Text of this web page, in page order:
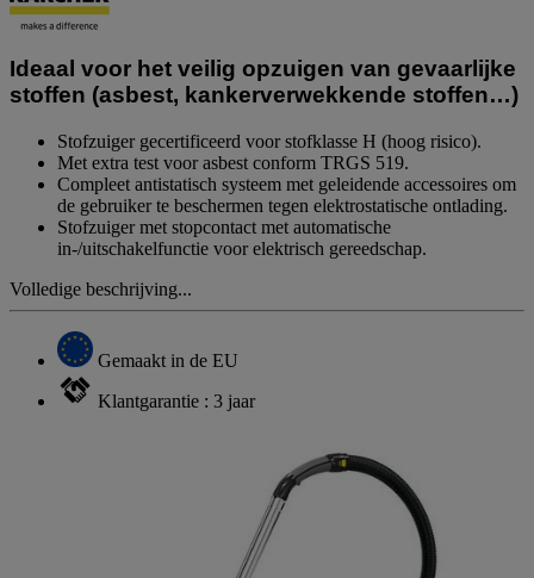
Ideaal voor het veilig opzuigen van gevaarlijke
stoffen (asbest, kankerverwekkende stoffen…)
Stofzuiger gecertificeerd voor stofklasse H (hoog risico).
Met extra test voor asbest conform TRGS 519.
Compleet antistatisch systeem met geleidende accessoires om
de gebruiker te beschermen tegen elektrostatische ontlading.
Stofzuiger met stopcontact met automatische
in-/uitschakelfunctie voor elektrisch gereedschap.
Volledige beschrijving...
Gemaakt in de EU
Klantgarantie : 3 jaar